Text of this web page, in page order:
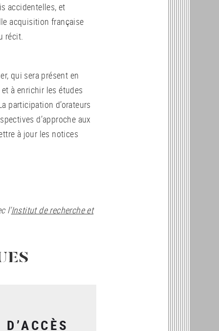
accidentelles, et
acquisition française
récit.
qui sera présent en
à enrichir les études
participation d’orateurs
d’approche aux
à jour les notices
l’Institut de recherche et